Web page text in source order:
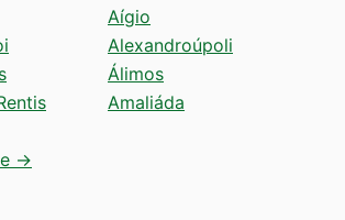
Aígio
Alexandroúpoli
Álimos
Amaliáda
→